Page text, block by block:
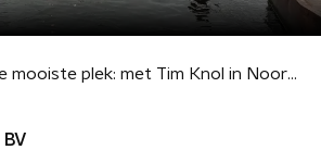
De mooiste plek: met Tim Knol in Noord-Holland